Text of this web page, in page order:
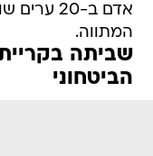
אדם ב-20
המתווה.
שביתה
הביטחוני